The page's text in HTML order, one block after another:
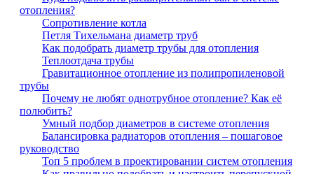
отопления?
Сопротивление котла
Петля Тихельмана диаметр труб
Как подобрать диаметр трубы для отопления
Теплоотдача трубы
Гравитационное отопление из полипропиленовой
трубы
Почему не любят однотрубное отопление? Как её
полюбить?
Умный подбор диаметров в системе отопления
Балансировка радиаторов отопления – пошаговое
руководство
Топ 5 проблем в проектировании систем отопления